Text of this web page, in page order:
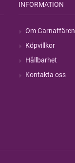
INFORMATION
Om Garnaffären
Köpvillkor
Hållbarhet
Kontakta oss